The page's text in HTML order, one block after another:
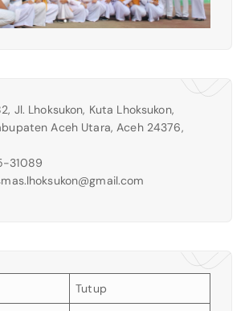
Jl. Lhoksukon, Kuta Lhoksukon,
Aceh Utara, Aceh 24376,
31089
Tutup